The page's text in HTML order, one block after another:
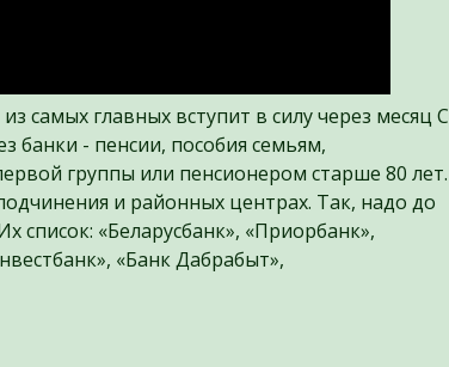
самых главных вступит в силу через месяц С
банки - пенсии, пособия семьям,
группы или пенсионером старше 80 лет.
и районных центрах. Так, надо до
список: «Беларусбанк», «Приорбанк»,
«Банк Дабрабыт»,